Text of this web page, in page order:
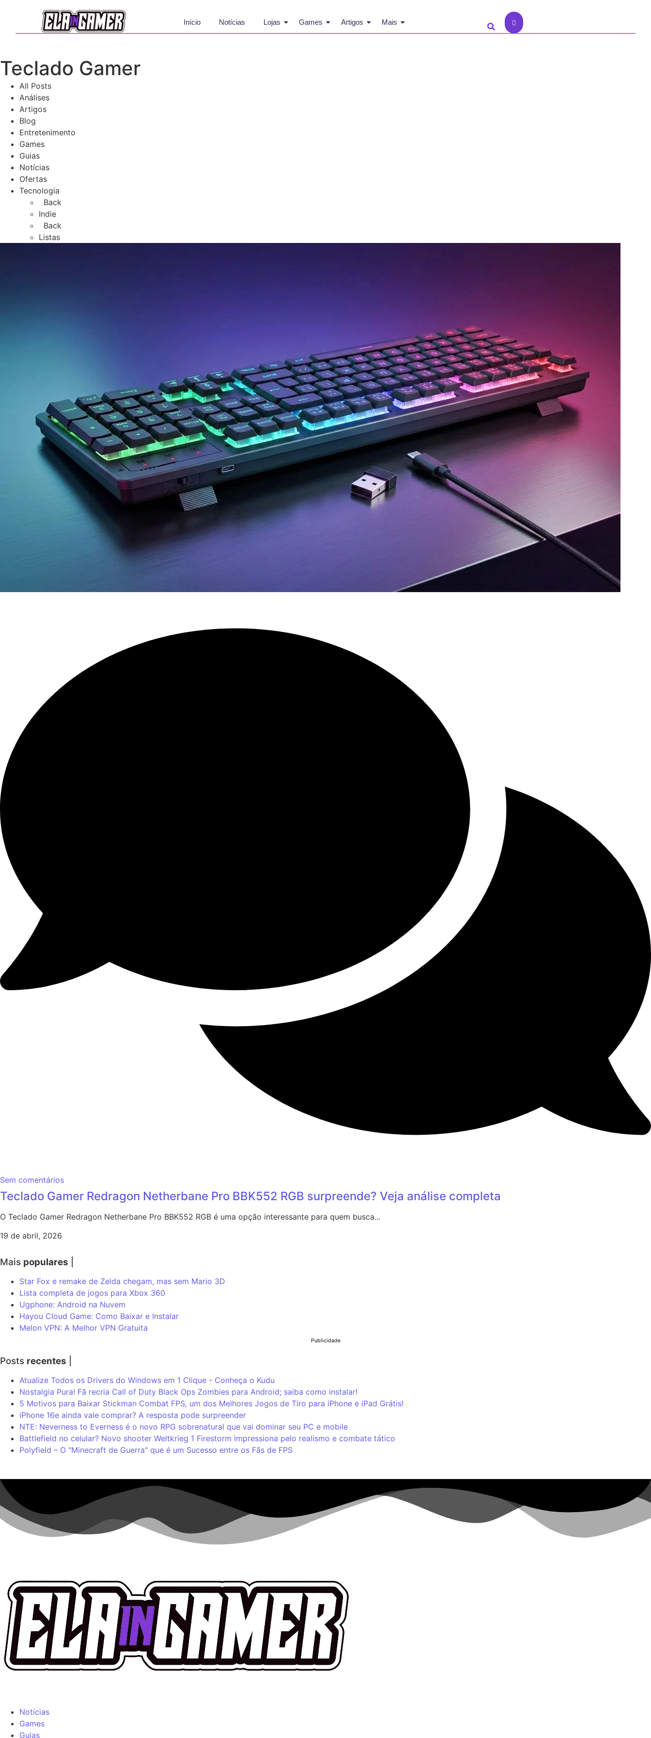
Início Notícias Lojas Games Artigos Mais
Teclado Gamer
All Posts
Análises
Artigos
Blog
Entretenimento
Games
Guias
Notícias
Ofertas
Tecnologia
Back
Indie
Back
Listas
Sem comentários
Teclado Gamer Redragon Netherbane Pro BBK552 RGB surpreende? Veja análise completa
O Teclado Gamer Redragon Netherbane Pro BBK552 RGB é uma opção interessante para quem busca...
19 de abril, 2026
Mais populares
Star Fox e remake de Zelda chegam, mas sem Mario 3D
Lista completa de jogos para Xbox 360
Ugphone: Android na Nuvem
Hayou Cloud Game: Como Baixar e Instalar
Melon VPN: A Melhor VPN Gratuita
Publicidade
Posts recentes
Atualize Todos os Drivers do Windows em 1 Clique - Conheça o Kudu
Nostalgia Pura! Fã recria Call of Duty Black Ops Zombies para Android; saiba como instalar!
5 Motivos para Baixar Stickman Combat FPS, um dos Melhores Jogos de Tiro para iPhone e iPad Grátis!
iPhone 16e ainda vale comprar? A resposta pode surpreender
NTE: Neverness to Everness é o novo RPG sobrenatural que vai dominar seu PC e mobile
Battlefield no celular? Novo shooter Weltkrieg 1 Firestorm impressiona pelo realismo e combate tático
Polyfield – O "Minecraft de Guerra" que é um Sucesso entre os Fãs de FPS
Notícias
Games
Guias